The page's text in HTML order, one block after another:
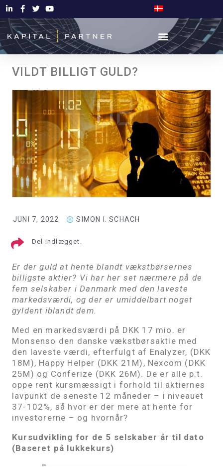
VILDT BILLIGT GULD?
JUNI 7, 2022 SIMON I. SCHACH
Del indlægget.
Er der guld at hente blandt vækstbørsernes
billigste aktier? Vi har her set nærmere på de
fem selskaber i Danmark med den laveste
markedsværdi, og der er umiddelbart noget
gyldent iblandt dem.
Med en markedsværdi på DKK 17 mio. er
Monsenso den danske vækstbørsaktie med
den laveste værdi, efterfulgt af Enalyzer, (DKK
18M), Happy Helper (DKK 21M), Nexcom (DKK
25M) og Conferize (DKK 26M). De er alle p.t.
oppe rent kursmæssigt i forhold til aktiernes
lavpunkt de seneste 12 måneder – i niveauet
37-102%, så hvor er der mere at hente for
investorerne – og hvornår?
Kursudvikling for de 5 selskaber år til dato
(Baseret på lukkekurs)